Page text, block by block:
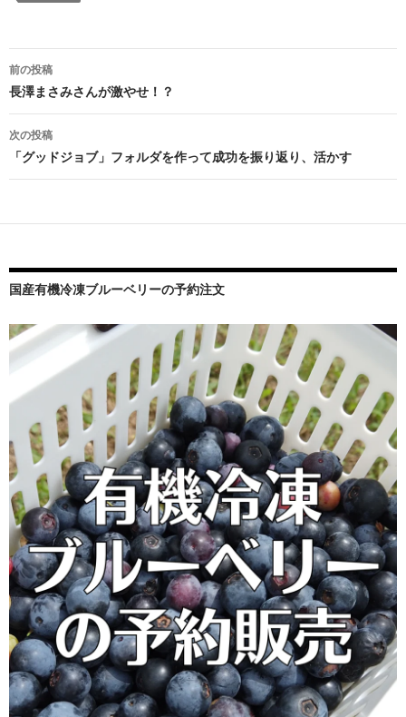
投
稿
ナ
ビ
ゲ
ー
ョ
ン
前の投稿
長澤まさみさんが激やせ！？
次の投稿
「グッドジョブ」フォルダを作って成功を振り返り、活かす
国産有機冷凍ブルーベリーの予約注文